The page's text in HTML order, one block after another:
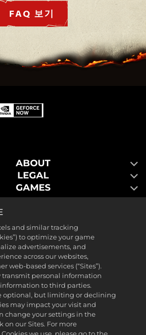
FAQ 보기
ABOUT
LEGAL
GAMES
Software, Inc. Published by 2K Games.
and similar tracking
to optimize your game
advertisements, and
across our websites,
web-based services (“Sites”).
transmit personal information
to third parties.
optional, but limiting or declining
may impact your visit and
change your settings in the
on our Sites. For more